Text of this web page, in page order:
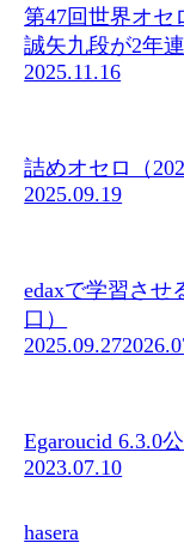
第47回世界オセ
誠矢九段が2年
2025.11.16
詰めオセロ（
2025.09.19
edaxで学習させ
口）
2025.09.27
Egaroucid 6.3.0
2023.07.10
hasera